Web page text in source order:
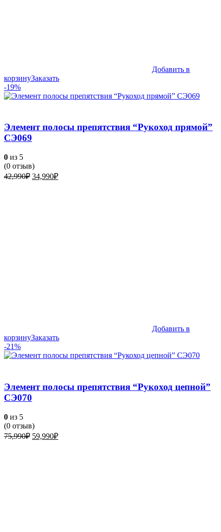
Добавить в
корзинуЗаказать
-19%
Элемент полосы препятствия “Рукоход прямой”
СЭ069
0 из 5
(0 отзыв)
42,990₽ Первоначальная
34,990₽Текущая
Добавить в
корзинуЗаказать
-21%
Элемент полосы препятствия “Рукоход цепной”
СЭ070
0 из 5
(0 отзыв)
75,990₽ Первоначальная
59,990₽Текущая